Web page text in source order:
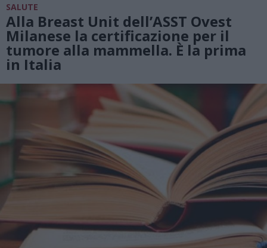
SALUTE
Alla Breast Unit dell’ASST Ovest
Milanese la certificazione per il
tumore alla mammella. È la prima
in Italia